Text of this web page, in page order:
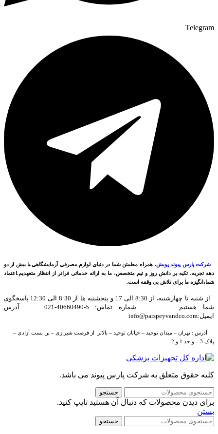
Telegram
شرکت پارس پیوند پویش، همراه مطمئن شما در دنیای لوازم مصرفی آزمایشگاهی.با بیش از دو
دهه تجربه، تکیه بر دانش روز و تیم متخصص، ما به ارائه خدماتی فراتر از انتظار متعهدیم.اعتماد
شما،انگیزه ما برای تلاش بی وقفه است.
از شنبه تا چهارشنبه، از 8:30 الی 17 و پنجشنبه ها از 8:30 الی 12:30 پاسخگوی
شما هستیم شماره تماس: 5-40660490-021 آدرس
ایمیل:info@parspeyvandco.com
آدرس : تهران – میدان توحید – خیابان توحید – بالاتر از فرصت شیرازی – بن بست آزادی –
پلاک 3 – واحد 1 و 2
کلیه حقوق متعلق به شرکت پارس پیوند می باشد.
جستجو
برای دیدن محصولات که دنبال آن هستید تایپ کنید.
بستن
جستجو